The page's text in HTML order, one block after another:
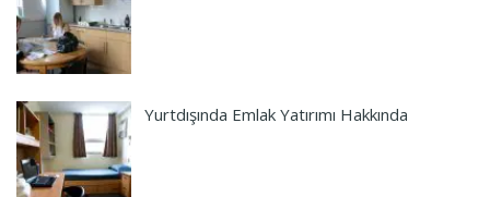
Yurtdışında Emlak Yatırımı Hakkında